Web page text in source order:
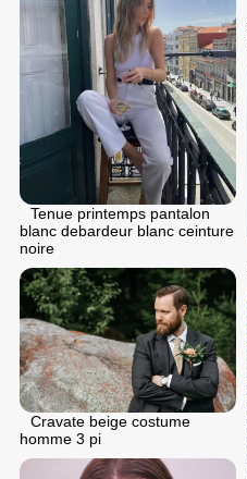
Tenue printemps pantalon
blanc debardeur blanc ceinture
noire
Cravate beige costume
homme 3 pi